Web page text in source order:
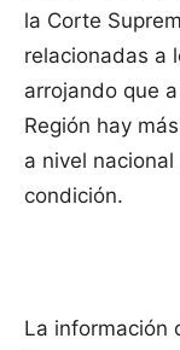
la Corte
relacionadas a
arrojando que
Región hay
a nivel
condición.
La información